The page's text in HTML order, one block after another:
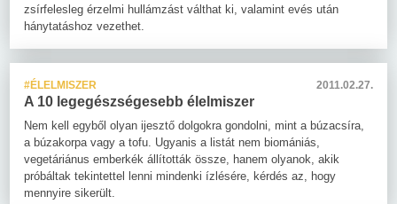
zsírfelesleg érzelmi hullámzást válthat ki, valamint evés után
hánytatáshoz vezethet.
#ÉLELMISZER 2011.02.27.
A 10 legegészségesebb élelmiszer
Nem kell egyből olyan ijesztő dolgokra gondolni, mint a búzacsíra,
a búzakorpa vagy a tofu. Ugyanis a listát nem biomániás,
vegetáriánus emberkék állították össze, hanem olyanok, akik
próbáltak tekintettel lenni mindenki ízlésére, kérdés az, hogy
mennyire sikerült.